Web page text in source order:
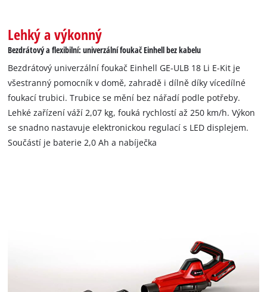
Lehký a výkonný
Bezdrátový a flexibilní: univerzální foukač Einhell bez kabelu
Bezdrátový univerzální foukač Einhell GE-ULB 18 Li E-Kit je
všestranný pomocník v domě, zahradě i dílně díky vícedílné
foukací trubici. Trubice se mění bez nářadí podle potřeby.
Lehké zařízení váží 2,07 kg, fouká rychlostí až 250 km/h. Výkon
se snadno nastavuje elektronickou regulací s LED displejem.
Součástí je baterie 2,0 Ah a nabíječka